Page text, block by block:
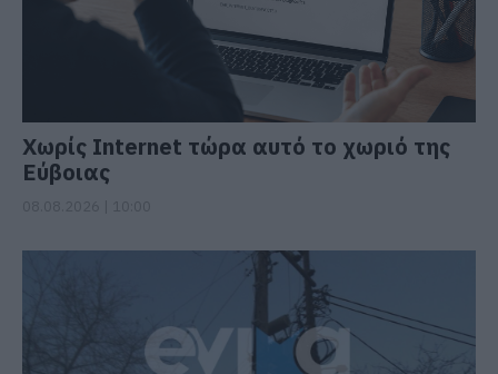
Χωρίς Internet τώρα αυτό το χωριό της
Εύβοιας